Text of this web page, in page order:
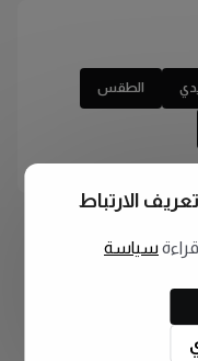
الطقس
الارتباط
سياسة